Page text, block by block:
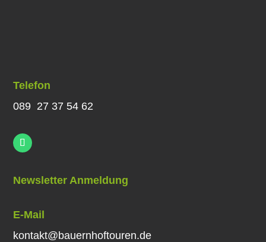
Telefon
089 27 37 54 62
Newsletter Anmeldung
E-Mail
kontakt@bauernhoftouren.de